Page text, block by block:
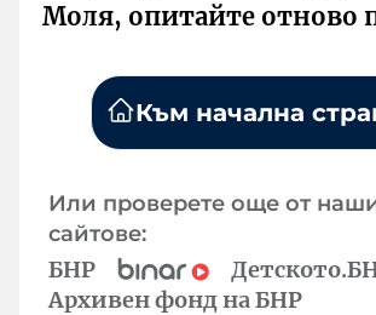
Моля, опитайте отново
Към начална
Или проверете още от
сайтове:
БНР
Архивен фонд на БНР